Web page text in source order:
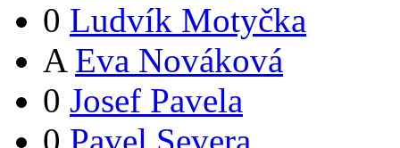
0 Ludvík Motyčka
A Eva Nováková
0 Josef Pavela
0 Pavel Severa